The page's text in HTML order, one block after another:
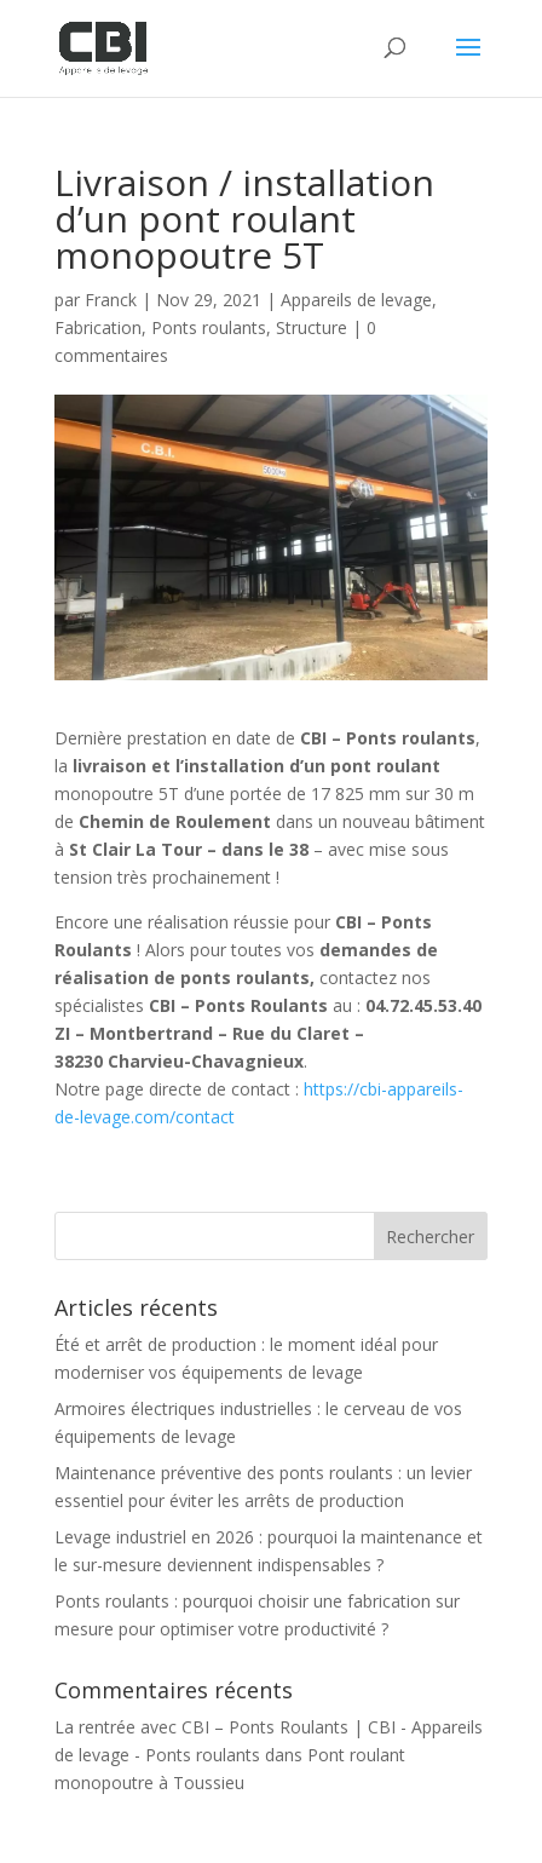
Livraison / installation
d’un pont roulant
monopoutre 5T
par Franck| Nov 29, 2021 | Appareils de levage,
Fabrication, Ponts roulants, Structure | 0
commentaires
Dernière prestation en date de CBI – Ponts roulants,
la livraison et l’installation d’un pont roulant
monopoutre 5T d’une portée de 17 825 mm sur 30 m
de Chemin de Roulement dans un nouveau bâtiment
à St Clair La Tour – dans le 38– avec mise sous
tension très prochainement !
Encore une réalisation réussie pour CBI – Ponts
Roulants ! Alors pour toutes vos demandes de
réalisation de ponts roulants, contactez nos
spécialistes CBI – Ponts Roulants au : 04.72.45.53.40
ZI – Montbertrand – Rue du Claret –
38230 Charvieu-Chavagnieux.
Notre page directe de contact : https://cbi-appareils-
de-levage.com/contact
Articles récents
Été et arrêt de production : le moment idéal pour
moderniser vos équipements de levage
Armoires électriques industrielles : le cerveau de vos
équipements de levage
Maintenance préventive des ponts roulants : un levier
essentiel pour éviter les arrêts de production
Levage industriel en 2026 : pourquoi la maintenance et
le sur-mesure deviennent indispensables ?
Ponts roulants : pourquoi choisir une fabrication sur
mesure pour optimiser votre productivité ?
Commentaires récents
La rentrée avec CBI – Ponts Roulants | CBI - Appareils
de levage - Ponts roulants dans Pont roulant
monopoutre à Toussieu